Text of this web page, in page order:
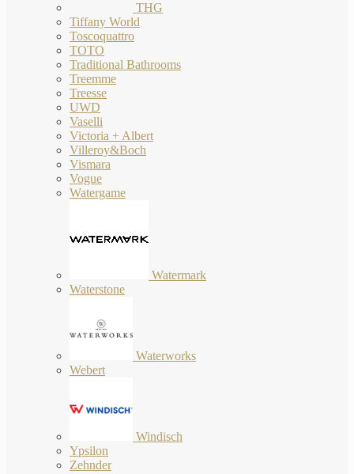
THG
Tiffany World
Toscoquattro
TOTO
Traditional Bathrooms
Treemme
Treesse
UWD
Vaselli
Victoria + Albert
Villeroy&Boch
Vismara
Vogue
Watergame
Watermark
Waterstone
Waterworks
Webert
Windisch
Ypsilon
Zehnder